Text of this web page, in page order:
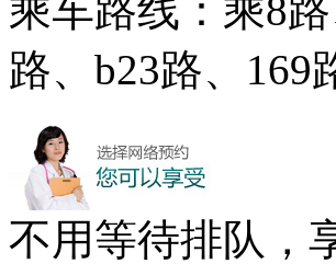
乘车路线：乘8
路、b23路、169
不用等待排队，